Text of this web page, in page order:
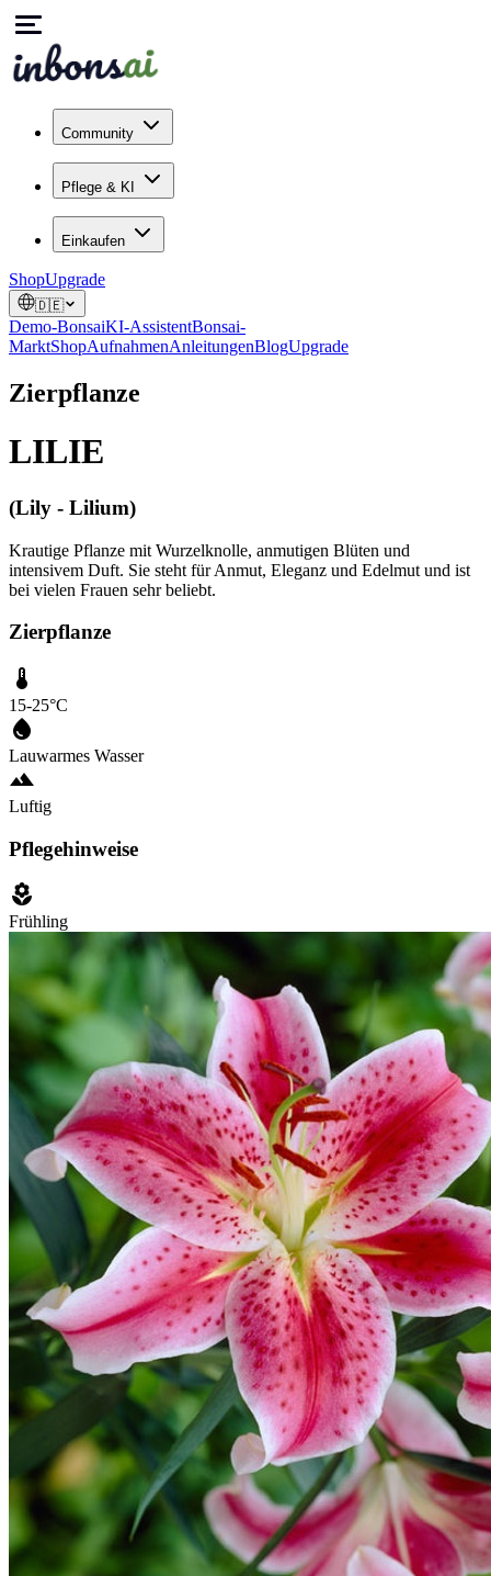
Community
Pflege & KI
Einkaufen
ShopUpgrade
🇩🇪
Demo-BonsaiKI-AssistentBonsai-
MarktShopAufnahmenAnleitungenBlogUpgrade
Zierpflanze
LILIE
(Lily - Lilium)
Krautige Pflanze mit Wurzelknolle, anmutigen Blüten und
intensivem Duft. Sie steht für Anmut, Eleganz und Edelmut und ist
bei vielen Frauen sehr beliebt.
Zierpflanze
15-25°C
Lauwarmes Wasser
Luftig
Pflegehinweise
Frühling